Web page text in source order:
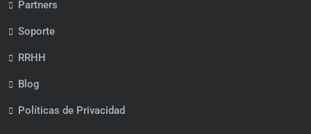
Partners
Soporte
RRHH
Blog
Políticas de Privacidad